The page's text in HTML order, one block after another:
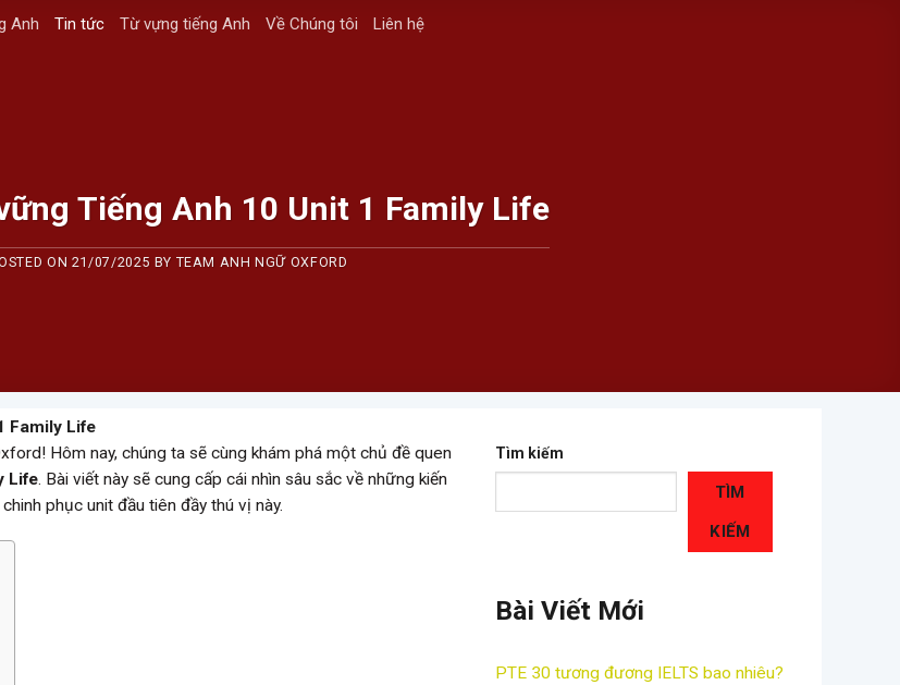
Anh Tin tức Từ vựng tiếng Anh Về Chúng tôi Liên hệ
Tiếng Anh 10 Unit 1 Family Life
ON 21/07/2025 BY TEAM ANH NGỮ OXFORD
Family Life
Hôm nay, chúng ta sẽ cùng khám phá một chủ đề quen
Life. Bài viết này sẽ cung cấp cái nhìn sâu sắc về những kiến
phục unit đầu tiên đầy thú vị này.
Tìm kiếm
TÌM
KIẾM
Bài Viết Mới
PTE 30 tương đương IELTS bao nhiêu?